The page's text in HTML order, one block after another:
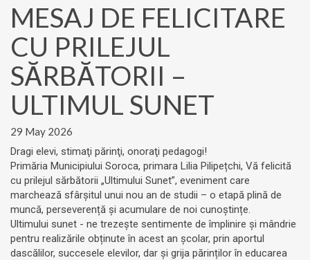
MESAJ DE FELICITARE
CU PRILEJUL
SĂRBĂTORII –
ULTIMUL SUNET
29 May 2026
Dragi elevi, stimaţi părinţi, onoraţi pedagogi!
Primăria Municipiului Soroca, primara Lilia Pilipețchi, Vă felicită
cu prilejul sărbătorii „Ultimului Sunet”, eveniment care
marchează sfârșitul unui nou an de studii – o etapă plină de
muncă, perseverență și acumulare de noi cunoștințe.
Ultimului sunet - ne trezește sentimente de împlinire și mândrie
pentru realizările obținute în acest an școlar, prin aportul
dascălilor, succesele elevilor, dar și grija părinților în educarea